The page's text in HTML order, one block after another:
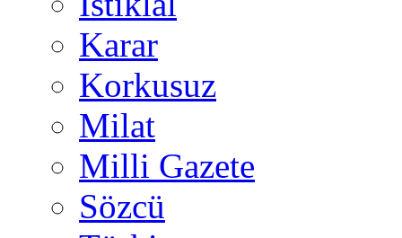
Karar
Korkusuz
Milat
Milli Gazete
Sözcü